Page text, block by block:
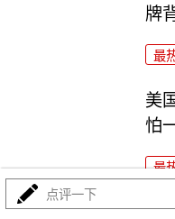
牌
最
美
怕
最
上
点评一下